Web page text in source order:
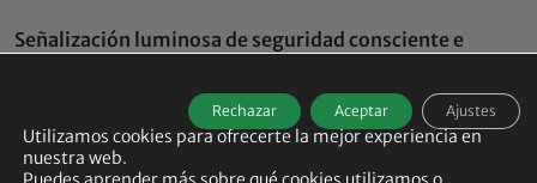
Señalización luminosa de seguridad consciente e
ECO-INNOV All rights reserved -
Agence de communication B17- Aviso legal-
Política de protección de datos- Política de cookies-
Gestionar mis cookies
Utilizamos cookies para ofrecerte la mejor experiencia en
nuestra web.
Aceptar
Rechazar Ajustes